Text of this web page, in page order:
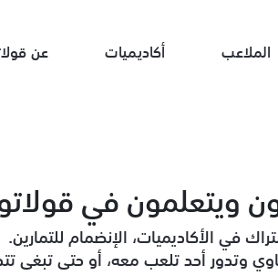
عن الملاعب أكاديميات
في الأكاديميات، الإنضمام للتمارين.
وتدور أحد تلعب معه، أو حتى تبغى